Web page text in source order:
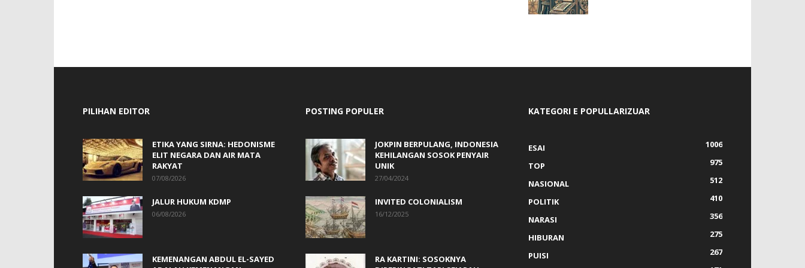
PILIHAN EDITOR
ETIKA YANG SIRNA: HEDONISME
ELIT NEGARA DAN AIR MATA
RAKYAT
07/08/2026
JALUR HUKUM KDMP
06/08/2026
KEMENANGAN ABDUL EL-SAYED
POSTING POPULER
JOKPIN BERPULANG, INDONESIA
KEHILANGAN SOSOK PENYAIR
UNIK
27/04/2024
INVITED COLONIALISM
16/12/2025
RA KARTINI: SOSOKNYA
KATEGORI E POPULLARIZUAR
ESAI
1006
TOP
975
NASIONAL
512
POLITIK
410
NARASI
356
HIBURAN
275
PUISI
267